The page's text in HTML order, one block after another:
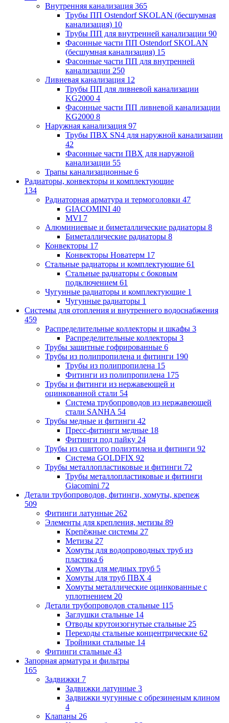
Внутренняя канализация 365
Трубы ПП Ostendorf SKOLAN (бесшумная
канализация) 10
Трубы ПП для внутренней канализации 90
Фасонные части ПП Ostendorf SKOLAN
(бесшумная канализация) 15
Фасонные части ПП для внутренней
канализации 250
Ливневая канализация 12
Трубы ПП для ливневой канализации
KG2000 4
Фасонные части ПП ливневой канализации
KG2000 8
Наружная канализация 97
Трубы ПВХ SN4 для наружной канализации
42
Фасонные части ПВХ для наружной
канализации 55
Трапы канализационные 6
Радиаторы, конвекторы и комплектующие
134
Радиаторная арматура и термоголовки 47
GIACOMINI 40
MVI 7
Алюминиевые и биметаллические радиаторы 8
Биметаллические радиаторы 8
Конвекторы 17
Конвекторы Новатерм 17
Стальные радиаторы и комплектующие 61
Стальные радиаторы с боковым
подключением 61
Чугунные радиаторы и комплектующие 1
Чугунные радиаторы 1
Системы для отопления и внутреннего водоснабжения
459
Распределительные коллекторы и шкафы 3
Распределительные коллекторы 3
Трубы защитные гофрированные 6
Трубы из полипропилена и фитинги 190
Трубы из полипропилена 15
Фитинги из полипропилена 175
Трубы и фитинги из нержавеющей и
оцинкованной стали 54
Система трубопроводов из нержавеющей
стали SANHA 54
Трубы медные и фитинги 42
Пресс-фитинги медные 18
Фитинги под пайку 24
Трубы из сшитого полиэтилена и фитинги 92
Система GOLDFIX 92
Трубы металлопластиковые и фитинги 72
Трубы металлопластиковые и фитинги
Giacomini 72
Детали трубопроводов, фитинги, хомуты, крепеж
509
Фитинги латунные 262
Элементы для крепления, метизы 89
Крепёжные системы 27
Метизы 27
Хомуты для водопроводных труб из
пластика 6
Хомуты для медных труб 5
Хомуты для труб ПВХ 4
Хомуты металлические оцинкованные с
уплотнением 20
Детали трубопроводов стальные 115
Заглушки стальные 14
Отводы крутоизогнутые стальные 25
Переходы стальные концентрические 62
Тройники стальные 14
Фитинги стальные 43
Запорная арматура и фильтры
165
Задвижки 7
Задвижки латунные 3
Задвижки чугунные с обрезиненым клином
4
Клапаны 26